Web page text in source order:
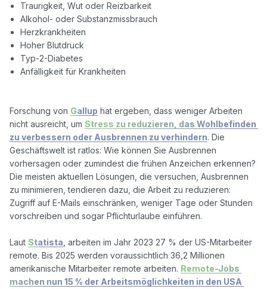
Traurigkeit, Wut oder Reizbarkeit
Alkohol- oder Substanzmissbrauch
Herzkrankheiten
Hoher Blutdruck
Typ-2-Diabetes
Anfälligkeit für Krankheiten
Forschung von Gallup hat ergeben, dass weniger Arbeiten
nicht ausreicht, um Stress zu reduzieren, das Wohlbefinden
zu verbessern oder Ausbrennen zu verhindern. Die
Geschäftswelt ist ratlos: Wie können Sie Ausbrennen
vorhersagen oder zumindest die frühen Anzeichen erkennen?
Die meisten aktuellen Lösungen, die versuchen, Ausbrennen
zu minimieren, tendieren dazu, die Arbeit zu reduzieren:
Zugriff auf E-Mails einschränken, weniger Tage oder Stunden
vorschreiben und sogar Pflichturlaube einführen.
Laut Statista , arbeiten im Jahr 2023 27 % der US-Mitarbeiter
remote. Bis 2025 werden voraussichtlich 36,2 Millionen
amerikanische Mitarbeiter remote arbeiten. Remote-Jobs
machen nun 15 % der Arbeitsmöglichkeiten in den USA